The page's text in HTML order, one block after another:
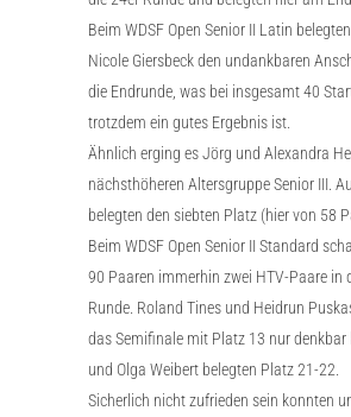
Beim WDSF Open Senior II Latin
Nicole Giersbeck den undankbaren
die Endrunde, was bei insgesamt 40
trotzdem ein gutes Ergebnis ist.
Ähnlich erging es Jörg und Alexandra
nächsthöheren Altersgruppe Senior III.
belegten den siebten Platz (hier von 58
Beim WDSF Open Senior II Standard
90 Paaren immerhin zwei HTV-Paare in
Runde. Roland Tines und Heidrun
das Semifinale mit Platz 13 nur denkbar
und Olga Weibert belegten Platz 21-22.
Sicherlich nicht zufrieden sein konnten